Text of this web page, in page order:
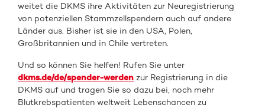
weitet die DKMS ihre Aktivitäten zur Neuregistrierung
von potenziellen Stammzellspendern auch auf andere
Länder aus. Bisher ist sie in den USA, Polen,
Großbritannien und in Chile vertreten.
Und so können Sie helfen! Rufen Sie unter
dkms.de/de/spender-werden zur Registrierung in die
DKMS auf und tragen Sie so dazu bei, noch mehr
Blutkrebspatienten weltweit Lebenschancen zu